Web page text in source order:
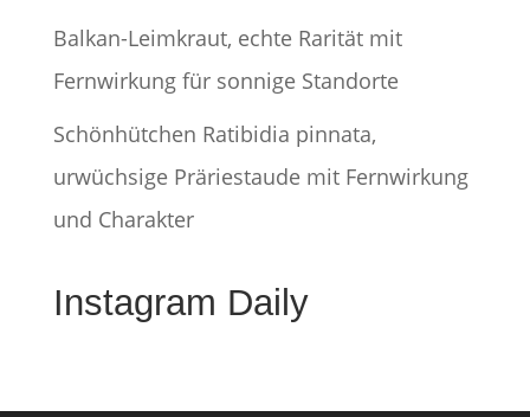
Balkan-Leimkraut, echte Rarität mit
Fernwirkung für sonnige Standorte
Schönhütchen Ratibidia pinnata,
urwüchsige Präriestaude mit Fernwirkung
und Charakter
Instagram Daily